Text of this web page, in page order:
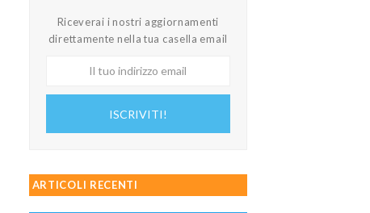
Riceverai i nostri aggiornamenti
direttamente nella tua casella email
ISCRIVITI!
ARTICOLI RECENTI